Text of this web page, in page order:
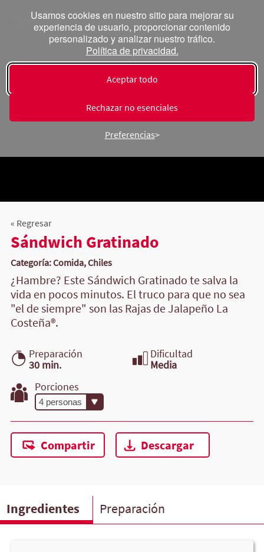
Usamos cookies en nuestro sitio para mejorar su
experiencia de usuario, proporcionar contenido
personalizado y analizar nuestro tráfico.
Política de privacidad.
Aceptar todo
Rechazar no esenciales
Preferencias
« Regresar
Sándwich Gratinado
Categoría: Comida, Chiles
¿Hambre? Este Sándwich Gratinado te salva la
vida en pocos minutos. El truco para que no sea
"el de siempre" son las Rajas de Jalapeño La
Costeña®.
Preparación
30 min.
Dificultad
Media
Porciones
Compartir Descargar
Ingredientes Preparación